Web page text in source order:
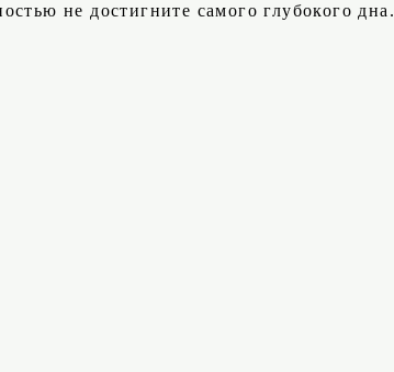
не достигните самого глубокого дна.